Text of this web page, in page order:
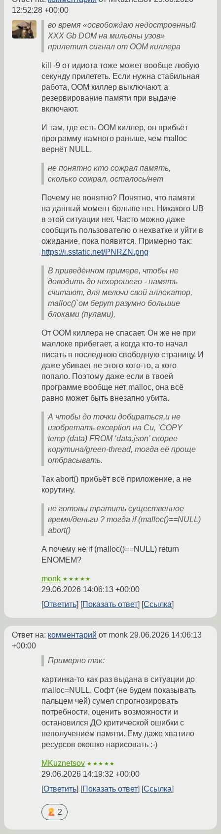
12:52:28 +00:00
во время «освобождаю недостроенный
XXX Gb DOM на мильоны узов»
прилетит сигнал от OOM киллера
kill -9 от идиота тоже может вообще любую
секунду прилететь. Если нужна стабильная
работа, OOM киллер выключают, а
резервирование памяти при выдаче
включают.
И там, где есть OOM киллер, он прибьёт
программу намного раньше, чем malloc
вернёт NULL.
не понятно кто сожрал память,
сколько сожрал, осталось/нет
Почему не понятно? Понятно, что памяти
на данный момент больше нет. Никакого UB
в этой ситуации нет. Часто можно даже
сообщить пользователю о нехватке и уйти в
ожидание, пока появится. Примерно так:
https://i.sstatic.net/PNRZN.png
В приведённом примере, чтобы не
доводить до нехорошего - память
считают, для мелочи свой аллокатор,
malloc()`ом берут разумно большие
блоками (пулами),
От ООМ киллера не спасает. Он же не при
маллоке прибегает, а когда кто-то начал
писать в последнюю свободную страницу. И
даже убивает не этого кого-то, а кого
попало. Поэтому даже если в твоей
программе вообще нет malloc, она всё
равно может быть внезапно убита.
А чтобы до точки добираться,и не
изобретать exception на Си, ’COPY
temp (data) FROM ‘data.json’ скорее
корутина/green-thread, тогда её проще
отбрасывать.
Так abort() прибьёт всё приложение, а не
корутину.
не готовы тратить существенное
время/деньги ? тогда if (malloc()==NULL)
abort()
А почему не if (malloc()==NULL) return
ENOMEM?
monk ★★★★★
29.06.2026 14:06:13 +00:00
Ответить
Показать ответ Ссылка
Ответ на: комментарий от monk 29.06.2026 14:06:13
+00:00
Примерно так:
картинка-то как раз выдана в ситуации до
malloc=NULL. Софт (не будем показывать
пальцем чей) сумел спрогнозировать
потребности, оценить возможности и
остановился ДО критической ошибки с
неполучением памяти. Ему даже хватило
ресурсов окошко нарисовать :-)
MKuznetsov ★★★★★
29.06.2026 14:19:32 +00:00
Ответить
Показать ответ Ссылка
2